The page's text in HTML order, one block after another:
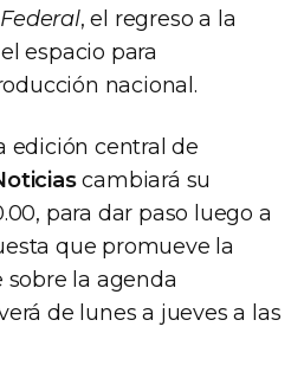
, el regreso a la
espacio para
nacional.
edición central de
cambiará su
para dar paso luego a
que promueve la
la agenda
de lunes a jueves a las